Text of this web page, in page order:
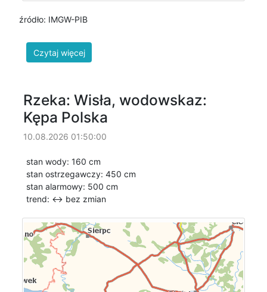
źródło: IMGW-PIB
Rzeka: Wisła, wodowskaz:
Kępa Polska
10.08.2026 01:50:00
stan wody: 160 cm
stan ostrzegawczy: 450 cm
stan alarmowy: 500 cm
trend: ↔ bez zmian